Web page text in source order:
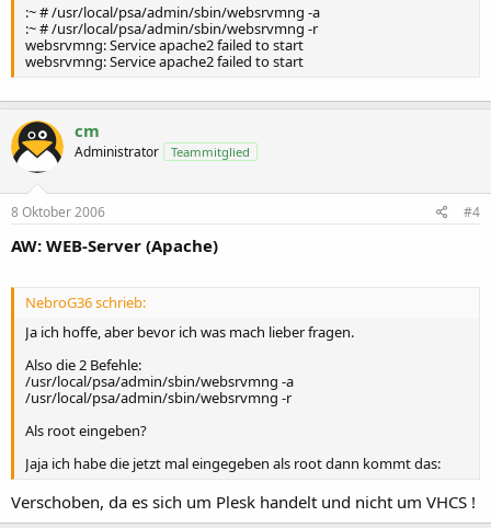
:~ # /usr/local/psa/admin/sbin/websrvmng -a
:~ # /usr/local/psa/admin/sbin/websrvmng -r
websrvmng: Service apache2 failed to start
websrvmng: Service apache2 failed to start
cm
Administrator Teammitglied
8 Oktober 2006 #4
AW: WEB-Server (Apache)
NebroG36 schrieb:
Ja ich hoffe, aber bevor ich was mach lieber fragen.
Also die 2 Befehle:
/usr/local/psa/admin/sbin/websrvmng -a
/usr/local/psa/admin/sbin/websrvmng -r
Als root eingeben?
Jaja ich habe die jetzt mal eingegeben als root dann kommt das:
Verschoben, da es sich um Plesk handelt und nicht um VHCS !